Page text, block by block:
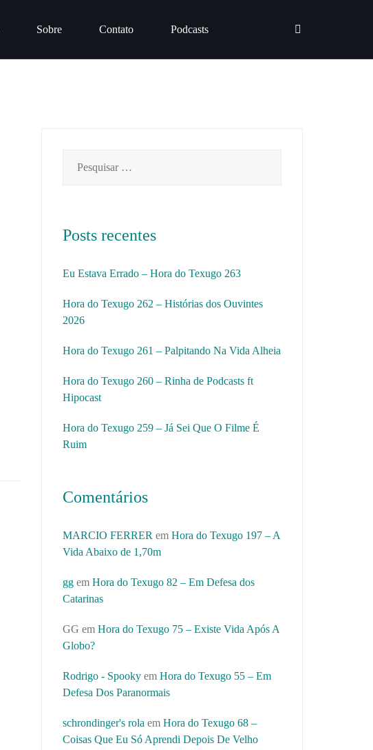
Sobre Contato Podcasts
por:
Posts recentes
Eu Estava Errado – Hora do Texugo 263
Hora do Texugo 262 – Histórias dos Ouvintes
2026
Hora do Texugo 261 – Palpitando Na Vida Alheia
Hora do Texugo 260 – Rinha de Podcasts ft
Hipocast
Hora do Texugo 259 – Já Sei Que O Filme É
Ruim
Comentários
MARCIO FERRER em Hora do Texugo 197 – A
Vida Abaixo de 1,70m
gg em Hora do Texugo 82 – Em Defesa dos
Catarinas
GG em Hora do Texugo 75 – Existe Vida Após A
Globo?
Rodrigo - Spooky em Hora do Texugo 55 – Em
Defesa Dos Paranormais
schrondinger's rola em Hora do Texugo 68 –
Coisas Que Eu Só Aprendi Depois De Velho